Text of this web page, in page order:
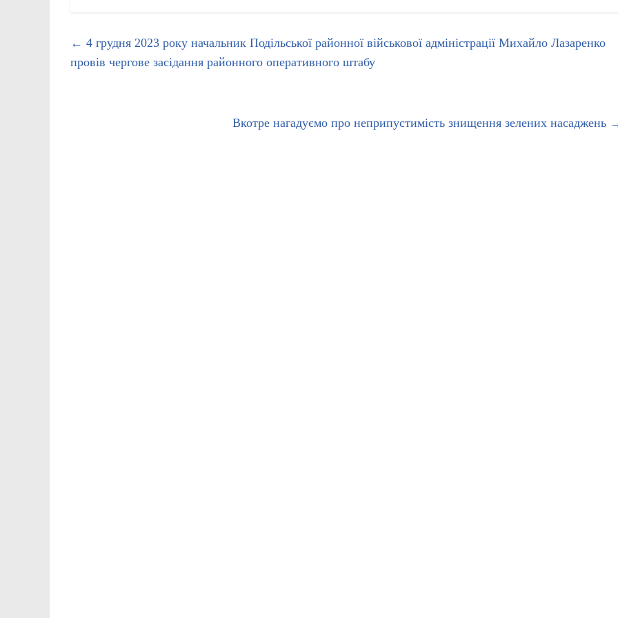
← 4 грудня 2023 року начальник Подільської районної військової адміністрації Михайло Лазаренко
провів чергове засідання районного оперативного штабу
Вкотре нагадуємо про неприпустимість знищення зелених насаджень